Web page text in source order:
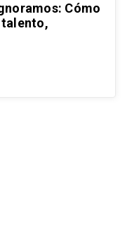
Cómo